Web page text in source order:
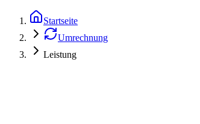
Startseite
Umrechnung
Leistung